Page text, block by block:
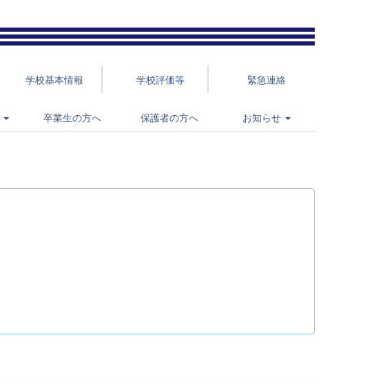
学校基本情報 学校評価等 緊急連絡
卒業生の方へ 保護者の方へ お知らせ